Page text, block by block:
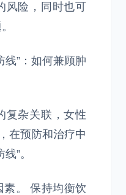
风险，同时也可
线”：如何兼顾肿
复杂关联，女性
在预防和治疗中
”。
素。 保持均衡饮